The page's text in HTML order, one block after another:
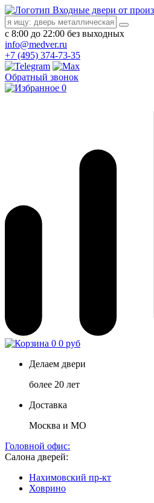
Входные двери от
с 8:00 до 22:00 без выходных
info@medver.ru
+7 (495) 374-73-35
Обратный звонок
0
0 0 руб
Делаем двери
более 20 лет
Доставка
Москва и МО
Головной офис:
Салона дверей:
Нахимовский пр-кт
Ховрино